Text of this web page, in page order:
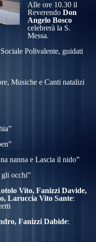
Alle ore 10.30 il
Reverendo Don
Angelo Bosco
celebrerà la S.
Messa.
Polivalente, guidati
Musiche e Canti natalizi
nanna e Lascia il nido”
gli occhi”
Vito, Fanizzi Davide,
Laruccia Vito Sante:
, Fanizzi Dabide: